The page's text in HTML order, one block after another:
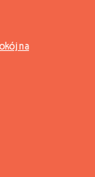
na